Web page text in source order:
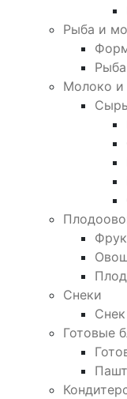
Рыба и
Рыба
Молоко и
Снеки
Снек
Готовые